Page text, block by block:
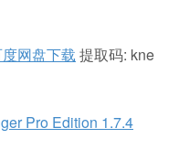
网盘下载 提取码: kne
Pro Edition 1.7.4